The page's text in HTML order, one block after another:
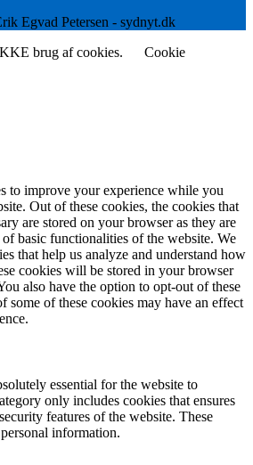
Egvad Petersen - sydnyt.dk
brug af cookies.
Cookie
to improve your experience while you
Out of these cookies, the cookies that
are stored on your browser as they are
basic functionalities of the website. We
that help us analyze and understand how
cookies will be stored in your browser
also have the option to opt-out of these
some of these cookies may have an effect
essential for the website to
only includes cookies that ensures
features of the website. These
information.